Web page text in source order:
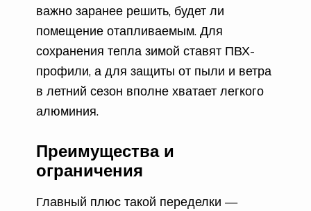
важно заранее решить, будет ли
помещение отапливаемым. Для
сохранения тепла зимой ставят ПВХ-
профили, а для защиты от пыли и ветра
в летний сезон вполне хватает легкого
алюминия.
Преимущества и
ограничения
Главный плюс такой переделки —